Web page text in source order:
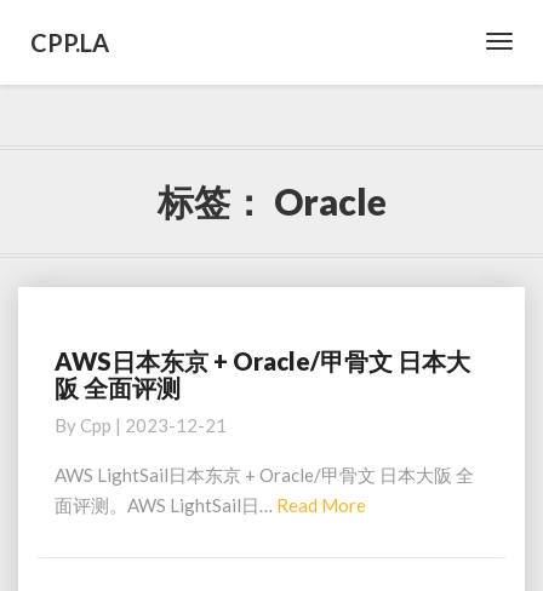
CPP.LA
标签： Oracle
AWS
日
东
京
+
Oracle/
AWS日本东京 + Oracle/甲骨文 日本大
阪 全面评测
By Cpp | 2023-12-21
AWS LightSail日本东京 + Oracle/甲骨文 日本大阪 全
面评测。AWS LightSail日… Read MoreRead